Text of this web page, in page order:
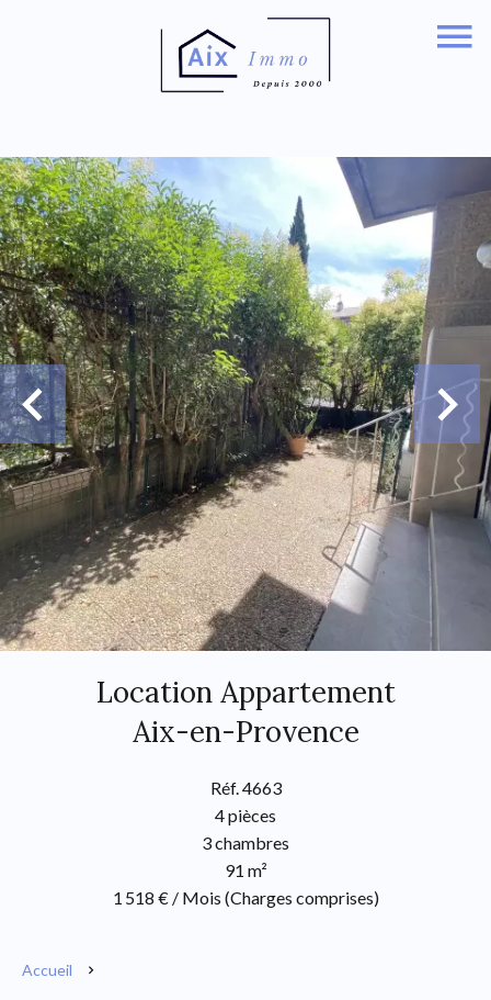
Location Appartement
Aix-en-Provence
Réf. 4663
4 pièces
3 chambres
91 m²
1 518 € / Mois (Charges comprises)
Accueil